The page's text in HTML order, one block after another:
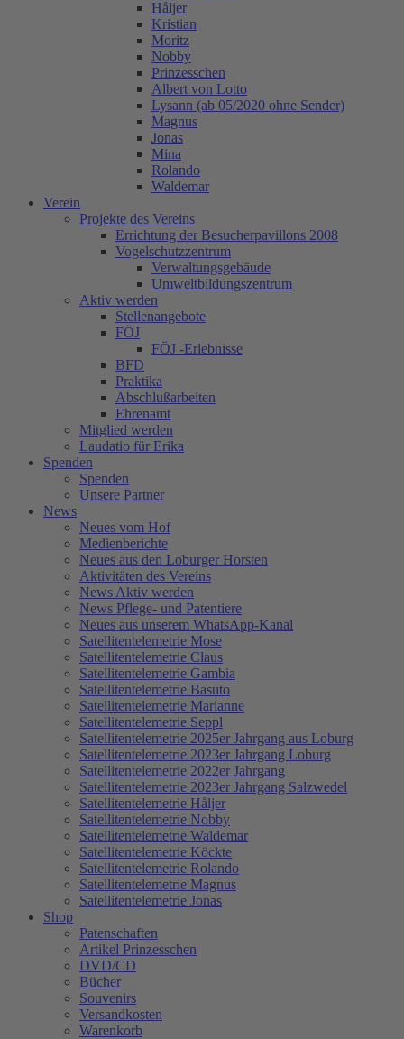
Håljer
Kristian
Moritz
Nobby
Prinzesschen
Albert von Lotto
Lysann (ab 05/2020 ohne Sender)
Magnus
Jonas
Mina
Rolando
Waldemar
Verein
Projekte des Vereins
Errichtung der Besucherpavillons 2008
Vogelschutzzentrum
Verwaltungsgebäude
Umweltbildungszentrum
Aktiv werden
Stellenangebote
FÖJ
FÖJ -Erlebnisse
BFD
Praktika
Abschlußarbeiten
Ehrenamt
Mitglied werden
Laudatio für Erika
Spenden
Spenden
Unsere Partner
News
Neues vom Hof
Medienberichte
Neues aus den Loburger Horsten
Aktivitäten des Vereins
News Aktiv werden
News Pflege- und Patentiere
Neues aus unserem WhatsApp-Kanal
Satellitentelemetrie Mose
Satellitentelemetrie Claus
Satellitentelemetrie Gambia
Satellitentelemetrie Basuto
Satellitentelemetrie Marianne
Satellitentelemetrie Seppl
Satellitentelemetrie 2025er Jahrgang aus Loburg
Satellitentelemetrie 2023er Jahrgang Loburg
Satellitentelemetrie 2022er Jahrgang
Satellitentelemetrie 2023er Jahrgang Salzwedel
Satellitentelemetrie Håljer
Satellitentelemetrie Nobby
Satellitentelemetrie Waldemar
Satellitentelemetrie Köckte
Satellitentelemetrie Rolando
Satellitentelemetrie Magnus
Satellitentelemetrie Jonas
Shop
Patenschaften
Artikel Prinzesschen
DVD/CD
Bücher
Souvenirs
Versandkosten
Warenkorb